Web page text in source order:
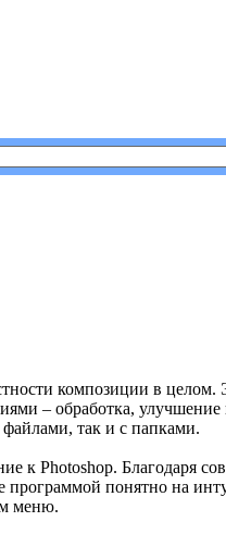
композиции в целом.
– обработка, улучшение
файлами, так и с папками.
к Photoshop. Благодаря
программой понятно на
меню.